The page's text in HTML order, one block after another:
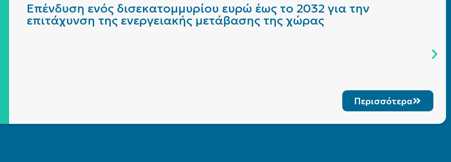
Επένδυση ενός δισεκατομμυρίου ευρώ έως το 2032 για την
επιτάχυνση της ενεργειακής μετάβασης της χώρας
Περισσότερα